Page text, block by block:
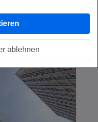
ablehnen